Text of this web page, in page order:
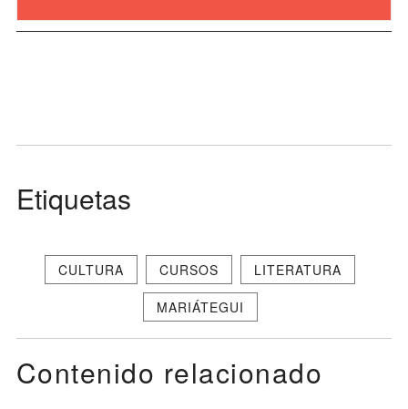
Etiquetas
CULTURA CURSOS LITERATURA
MARIÁTEGUI
Contenido relacionado